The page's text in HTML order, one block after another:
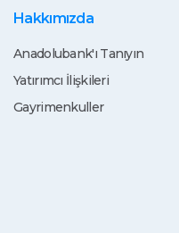
Hakkımızda
Anadolubank'ı Tanıyın
Yatırımcı İlişkileri
Gayrimenkuller